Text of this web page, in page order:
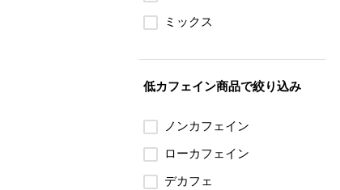
ミックス
低カフェイン商品で絞り込み
ノンカフェイン
ローカフェイン
デカフェ